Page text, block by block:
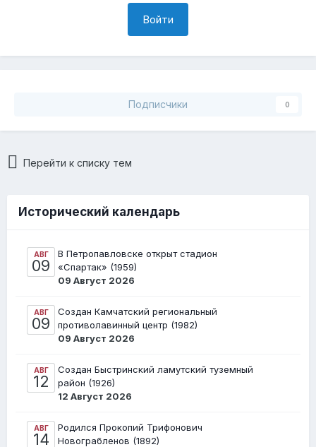
Войти
Подписчики 0
Перейти к списку тем
Исторический календарь
АВГ
09
В Петропавловске открыт стадион
«Спартак» (1959)
09 Август 2026
АВГ
09
Создан Камчатский региональный
противолавинный центр (1982)
09 Август 2026
АВГ
12
Создан Быстринский ламутский туземный
район (1926)
12 Август 2026
АВГ
14
Родился Прокопий Трифонович
Новограбленов (1892)